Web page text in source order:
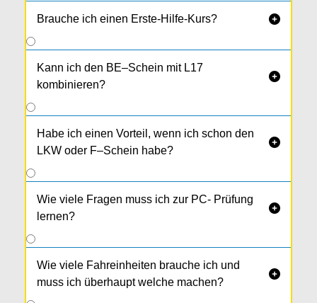
Brauche ich einen Erste-Hilfe-Kurs? 
Kann ich den BE–Schein mit L17
kombinieren?

Habe ich einen Vorteil, wenn ich schon den
LKW oder F–Schein habe?

Wie viele Fragen muss ich zur PC- Prüfung
lernen?

Wie viele Fahreinheiten brauche ich und
muss ich überhaupt welche machen?
